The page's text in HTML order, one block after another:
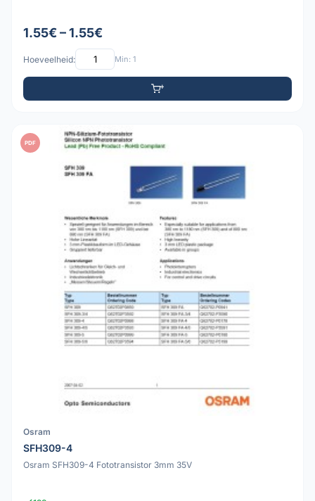
1.55€ – 1.55€
Hoeveelheid: Min: 1
PDF
Osram
SFH309-4
Osram SFH309-4 Fototransistor 3mm 35V